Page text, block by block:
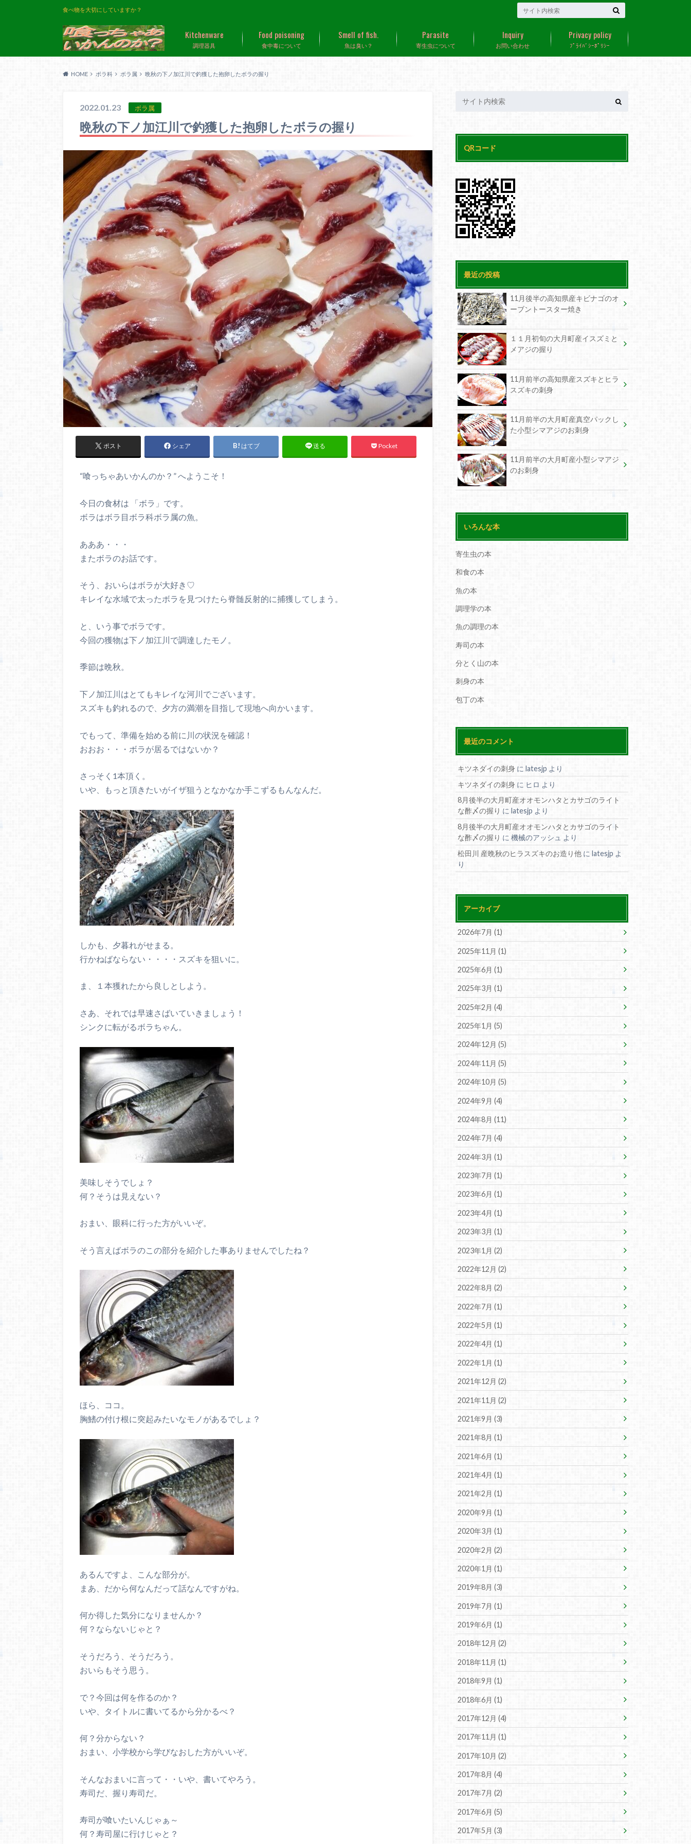
食べ物を大切にしていますか？
調理器具
Kitchenware
食中毒について
Food poisoning
魚は臭い？
Smell of fish.
寄生虫について
Parasite
お問い合わせ
Inquiry
ﾌﾟﾗｲﾊﾞｼｰﾎﾟﾘｼｰ
Privacy policy
HOME ボラ科 ボラ属 晩秋の下ノ加江川で釣獲した抱卵したボラの握り
2022.01.23 ボラ属
晩秋の下ノ加江川で釣獲した抱卵したボラの握り
ポスト シェア はてブ 送る Pocket
“喰っちゃあいかんのか？” へようこそ！
今日の食材は 「ボラ」です。
ボラはボラ目ボラ科ボラ属の魚。
あああ・・・
またボラのお話です。
そう、おいらはボラが大好き♡
キレイな水域で太ったボラを見つけたら脊髄反射的に捕獲してしまう。
と、いう事でボラです。
今回の獲物は下ノ加江川で調達したモノ。
季節は晩秋。
下ノ加江川はとてもキレイな河川でございます。
スズキも釣れるので、夕方の満潮を目指して現地へ向かいます。
でもって、準備を始める前に川の状況を確認！
おおお・・・ボラが居るではないか？
さっそく1本頂く。
いや、もっと頂きたいがイザ狙うとなかなか手こずるもんなんだ。
しかも、夕暮れがせまる。
行かねばならない・・・・スズキを狙いに。
ま、１本獲れたから良しとしよう。
さあ、それでは早速さばいていきましょう！
シンクに転がるボラちゃん。
美味しそうでしょ？
何？そうは見えない？
おまい、眼科に行った方がいいぞ。
そう言えばボラのこの部分を紹介した事ありませんでしたね？
ほら、ココ。
胸鰭の付け根に突起みたいなモノがあるでしょ？
あるんですよ、こんな部分が。
まあ、だから何なんだって話なんですがね。
何か得した気分になりませんか？
何？ならないじゃと？
そうだろう、そうだろう。
おいらもそう思う。
で？今回は何を作るのか？
いや、タイトルに書いてるから分かるべ？
何？分からない？
おまい、小学校から学びなおした方がいいぞ。
そんなおまいに言って・・いや、書いてやろう。
寿司だ、握り寿司だ。
寿司が喰いたいんじゃぁ～
何？寿司屋に行けじゃと？
QRコード
最近の投稿
11月後半の高知県産キビナゴのオ
ーブントースター焼き
１１月初旬の大月町産イスズミと
メアジの握り
11月前半の高知県産スズキとヒラ
スズキの刺身
11月前半の大月町産真空パックし
た小型シマアジのお刺身
11月前半の大月町産小型シマアジ
のお刺身
いろんな本
寄生虫の本
和食の本
魚の本
調理学の本
魚の調理の本
寿司の本
分とく山の本
刺身の本
包丁の本
最近のコメント
キツネダイの刺身 にlatesjp より
キツネダイの刺身 に ヒロ より
8月後半の大月町産オオモンハタとカサゴのライト
な酢〆の握り にlatesjp より
8月後半の大月町産オオモンハタとカサゴのライト
な酢〆の握り に機械のアッシュ より
松田川 産晩秋のヒラスズキのお造り他 にlatesjp よ
り
アーカイブ
2026年7月 (1)
2025年11月 (1)
2025年6月 (1)
2025年3月 (1)
2025年2月 (4)
2025年1月 (5)
2024年12月 (5)
2024年11月 (5)
2024年10月 (5)
2024年9月 (4)
2024年8月 (11)
2024年7月 (4)
2024年3月 (1)
2023年7月 (1)
2023年6月 (1)
2023年4月 (1)
2023年3月 (1)
2023年1月 (2)
2022年12月 (2)
2022年8月 (2)
2022年7月 (1)
2022年5月 (1)
2022年4月 (1)
2022年1月 (1)
2021年12月 (2)
2021年11月 (2)
2021年9月 (3)
2021年8月 (1)
2021年6月 (1)
2021年4月 (1)
2021年2月 (1)
2020年9月 (1)
2020年3月 (1)
2020年2月 (2)
2020年1月 (1)
2019年8月 (3)
2019年7月 (1)
2019年6月 (1)
2018年12月 (2)
2018年11月 (1)
2018年9月 (1)
2018年6月 (1)
2017年12月 (4)
2017年11月 (1)
2017年10月 (2)
2017年8月 (4)
2017年7月 (2)
2017年6月 (5)
2017年5月 (3)